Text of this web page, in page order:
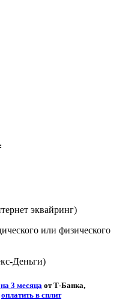
эквайринг)
или физического
Деньги)
3 месяца от Т-Банка,
оплатить в сплит